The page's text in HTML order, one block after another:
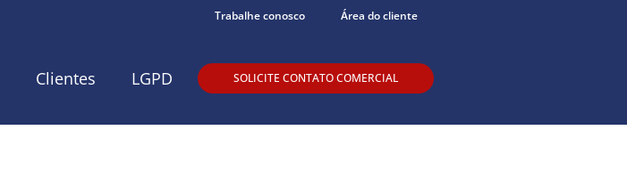
Trabalhe conosco Área do cliente
Clientes LGPD SOLICITE CONTATO COMERCIAL